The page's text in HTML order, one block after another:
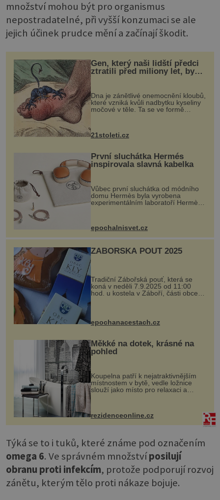
množství mohou být pro organismus
nepostradatelné, při vyšší konzumaci se ale
jejich účinek prudce mění a začínají škodit.
Gen, který naši lidští předci
ztratili před miliony let, by
mohl pomoci s léčbou
„nemoci králů“
Dna je zánětlivé onemocnění kloubů,
které vzniká kvůli nadbytku kyseliny
močové v těle. Ta se ve formě
nohou, a způsobuje bole...
21stoleti.cz
První sluchátka Hermés
inspirovala slavná kabelka
Vůbec první sluchátka od módního
domu Hermès byla vyrobena
experimentálním laboratoří Hermès
kovový...
epochalnisvet.cz
ZÁBOŘSKÁ POUŤ 2025
Tradiční Zábořská pouť, která se
koná v neděli 7.9.2025 od 11:00
hod. u kostela v Záboří, části obce
Kly u Mělníka. V programu naleznete
komentovanou prohlídku kostela,
epochanacestach.cz
Měkké na dotek, krásné na
pohled
Koupelna patří k nejatraktivnějším
místnostem v bytě, vedle ložnice
slouží jako místo pro relaxaci a
odpočinek. Koupelnový textil –
ručníky, osušky a koberečky –
mohou jako mávnutím kouzelného
proutku...
rezidenceonline.cz
Týká se to i tuků, které známe pod označením
omega 6. Ve správném množstvíposilují
obranu proti infekcím, protože podporují rozvoj
zánětu, kterým tělo proti nákaze bojuje.